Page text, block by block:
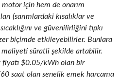
için hem de onarım
(sarımlardaki kısalıklar ve
ve güvenilirliğini tıpkı
biçimde etkileyebilirler. Bunlara
maliyeti süratli şekilde artabilir.
fiyatı $0.05/kWh olan bir
saat olan senelik emek harcama